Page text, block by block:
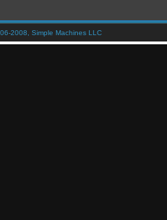
2008, Simple Machines LLC